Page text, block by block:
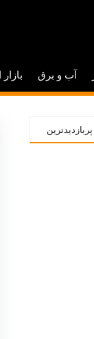
آب و برق
پربازدیدترین